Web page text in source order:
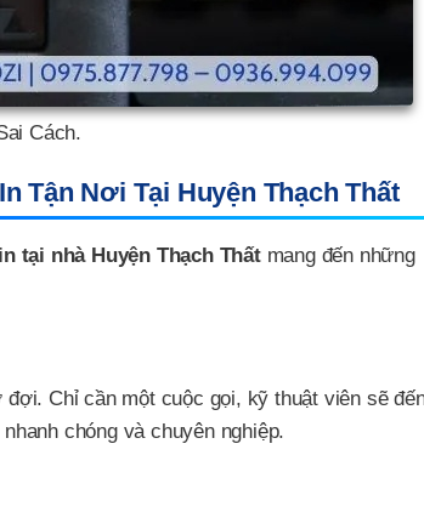
Cách.
Tận Nơi Tại Huyện Thạch Thất
tại nhà Huyện Thạch Thấtmang đến những
Chỉ cần một cuộc gọi, kỹ thuật viên sẽ
chóng và chuyên nghiệp.